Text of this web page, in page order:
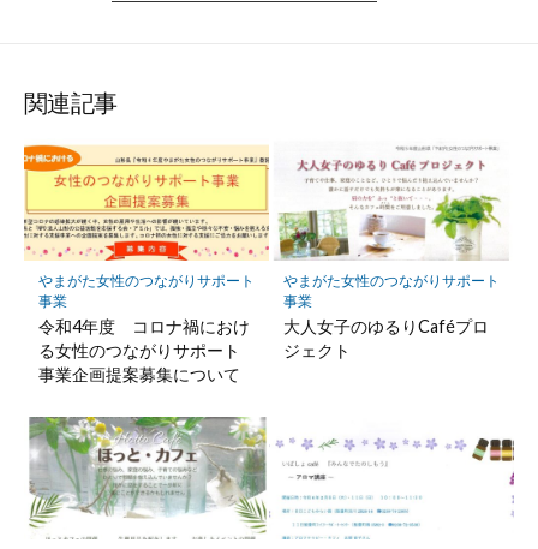
関連記事
やまがた女性のつながりサポート
事業
令和4年度 コロナ禍におけ
る女性のつながりサポート
事業企画提案募集について
やまがた女性のつながりサポート
事業
大人女子のゆるりCaféプロ
ジェクト